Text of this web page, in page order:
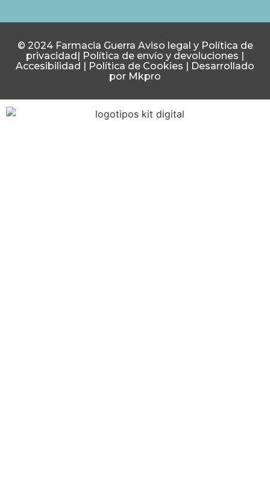
© 2024 Farmacia Guerra Aviso legal y Política de
privacidad| Política de envío y devoluciones |
Accesibilidad | Política de Cookies | Desarrollado
por Mkpro